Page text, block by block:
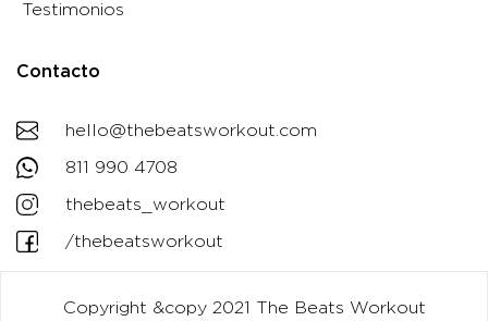
Testimonios
Contacto
hello@thebeatsworkout.com
811 990 4708
thebeats_workout
/thebeatsworkout
Copyright &copy 2021 The Beats Workout